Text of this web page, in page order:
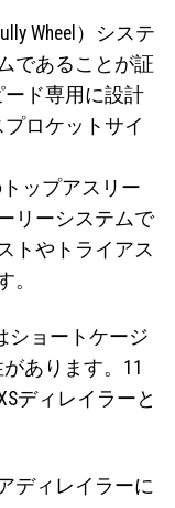
Wheel）システ
であることが証
ード専用に設計
ロケットサイ
ップアスリー
リーシステムで
トやトライアス
。
ショートケージ
あります。11
ディレイラーと
ディレイラーに